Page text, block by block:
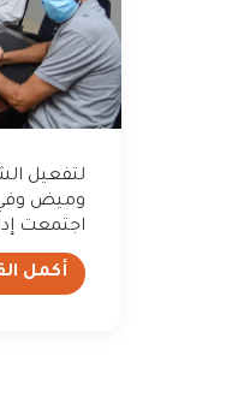
لتفعيل
وميض وفي
اجتمعت
أكمل